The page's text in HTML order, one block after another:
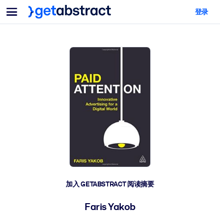
菜单
面向团队与管理者
帮助您的管理者为未来的工作时代做好准备。
让团队更轻松地共同学习、解决实际问题并更快采取行动。
培养您的员工应对未来挑战所需的技能。
面向人工智能系统
登录
加入 GETABSTRACT 阅读摘要
Faris Yakob